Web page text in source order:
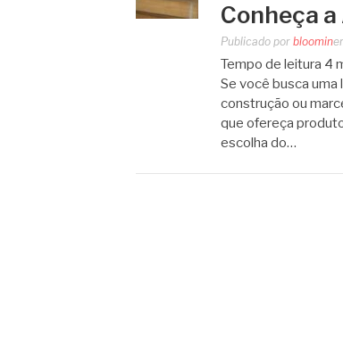
Conheça
Publicado por bloomin
Tempo de leitura 4
Se você busca
construção ou
que ofereça
escolha do…